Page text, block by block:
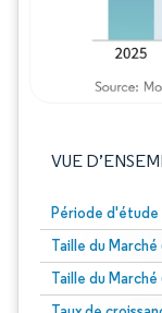
VUE
Période d'étude
Taille du Marché
Taille du Marché